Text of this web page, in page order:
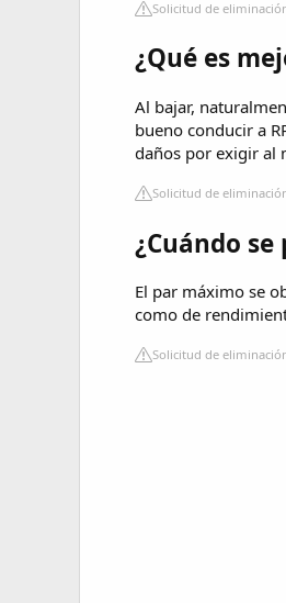
Solicitud de
¿Qué es
Al bajar,
bueno conducir a
daños por exigir al
Solicitud de
¿Cuándo
El par máximo se
como de
Solicitud de